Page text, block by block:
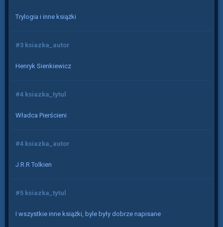
Trylogia i inne książki
#3 ksiazka_autor
Henryk Sienkiewicz
#4 ksiazka_tytul
Władca Pierścieni
#4 ksiazka_autor
J.R.R Tolkien
#5 ksiazka_tytul
I wszystkie inne książki, byle były dobrze napisane